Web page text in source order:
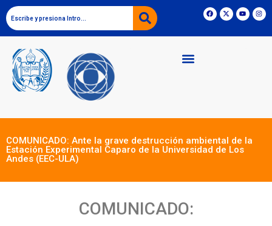
COMUNICADO: Ante la grave destrucción ambiental de la
Estación Experimental Caparo de la Universidad de Los
Andes (EEC-ULA)
COMUNICADO: